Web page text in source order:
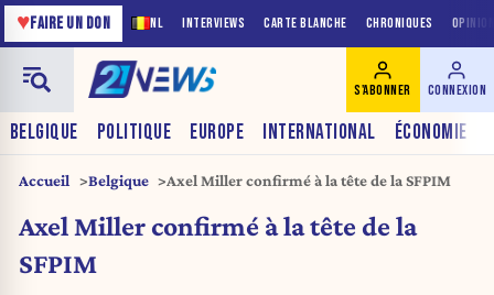
NL INTERVIEWS CARTE BLANCHE CHRONIQUES
♥FAIRE UN DON
BELGIQUE POLITIQUE EUROPE INTERNATIONAL ÉCONOMIE
S'ABONNER CONNEXION
Accueil Belgique Axel Miller confirmé à la tête de la SFPIM
Axel Miller confirmé à la tête de la
SFPIM